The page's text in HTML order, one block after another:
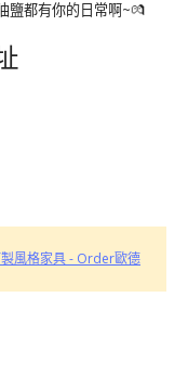
鹽都有你的日常啊~💏
風格家具 - Order歐德